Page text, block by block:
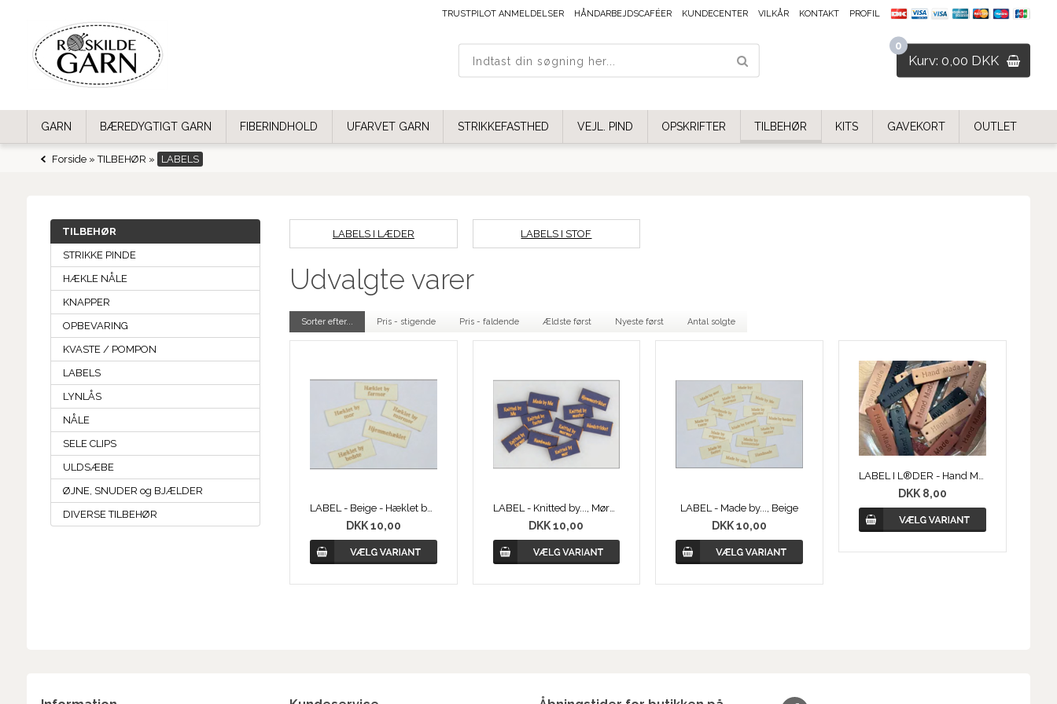
0
Kurv: 0,00 DKK
TRUSTPILOT ANMELDELSER HÅNDARBEJDSCAFÉER KUNDECENTER VILKÅR KONTAKT PROFIL
GARN BÆREDYGTIGT GARN FIBERINDHOLD UFARVET GARN STRIKKEFASTHED VEJL. PIND OPSKRIFTER TILBEHØR KITS GAVEKORT OUTLET
Forside»TILBEHØR » LABELS
TILBEHØR
STRIKKE PINDE
HÆKLE NÅLE
KNAPPER
OPBEVARING
KVASTE / POMPON
LABELS
LYNLÅS
NÅLE
SELE CLIPS
ULDSÆBE
ØJNE, SNUDER og BJÆLDER
DIVERSE TILBEHØR
LABELS I LÆDER LABELS I STOF
Udvalgte varer
Sorter efter... Pris - stigende Pris - faldende Ældste først Nyeste først Antal solgte
LABEL - Beige - Hæklet by...
DKK 10,00
LABEL - Knitted by..., Mørkeblå
DKK 10,00
LABEL - Made by..., Beige
DKK 10,00
LABEL I L®DER - Hand Made
DKK 8,00